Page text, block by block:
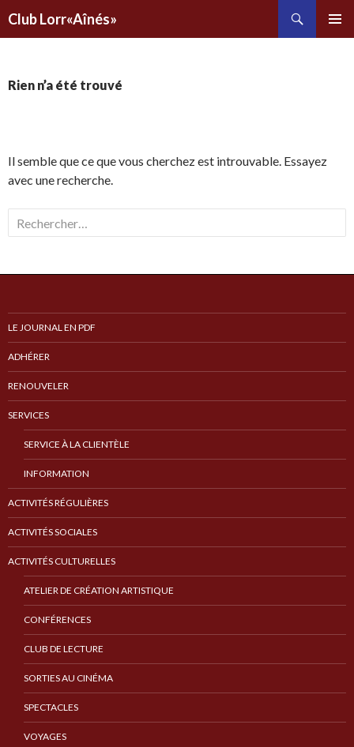
Club Lorr«Aînés»
PRINCIPAL
Rien n’a été trouvé
Il semble que ce que vous cherchez est introuvable. Essayez
avec une recherche.
Rechercher :
LE JOURNAL EN PDF
ADHÉRER
RENOUVELER
SERVICES
SERVICE À LA CLIENTÈLE
INFORMATION
ACTIVITÉS RÉGULIÈRES
ACTIVITÉS SOCIALES
ACTIVITÉS CULTURELLES
ATELIER DE CRÉATION ARTISTIQUE
CONFÉRENCES
CLUB DE LECTURE
SORTIES AU CINÉMA
SPECTACLES
VOYAGES